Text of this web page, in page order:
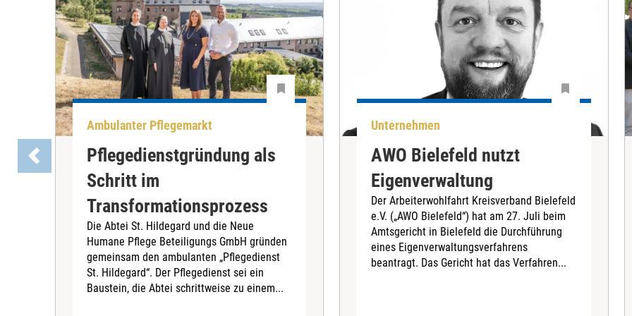
Ambulanter Pflegemarkt
Pflegedienstgründung als
Schritt im
Transformationsprozess
Die Abtei St. Hildegard und die Neue
Humane Pflege Beteiligungs GmbH gründen
gemeinsam den ambulanten „Pflegedienst
St. Hildegard“. Der Pflegedienst sei ein
Baustein, die Abtei schrittweise zu einem...
Unternehmen
AWO Bielefeld nutzt
Eigenverwaltung
Der Arbeiterwohlfahrt Kreisverband Bielefeld
e.V. („AWO Bielefeld“) hat am 27. Juli beim
Amtsgericht in Bielefeld die Durchführung
eines Eigenverwaltungsverfahrens
beantragt. Das Gericht hat das Verfahren...